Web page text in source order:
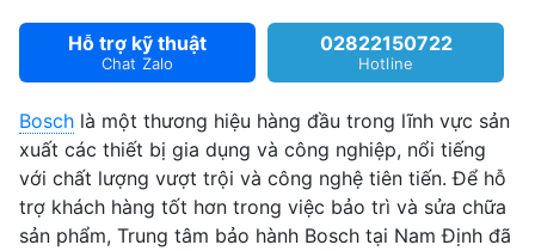
02822150722
Hotline
Hỗ trợ kỹ thuật
Chat Zalo
Bosch là một thương hiệu hàng đầu trong lĩnh vực sản
xuất các thiết bị gia dụng và công nghiệp, nổi tiếng
với chất lượng vượt trội và công nghệ tiên tiến. Để hỗ
trợ khách hàng tốt hơn trong việc bảo trì và sửa chữa
sản phẩm, Trung tâm bảo hành Bosch tại Nam Định đã